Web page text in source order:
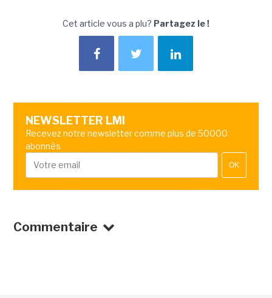
Cet article vous a plu? Partagez le !
NEWSLETTER LMI
Recevez notre newsletter comme plus de 50000
abonnés
OK
Commentaire